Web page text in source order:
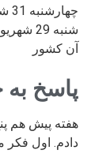
شنبه
آن کشور
پاسخ
هفته پیش هم
دادم. اول فکر